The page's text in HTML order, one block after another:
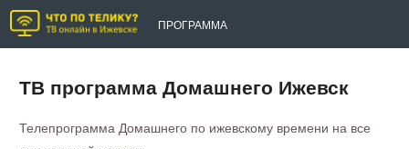
ПРОГРАММА
ТВ программа Домашнего Ижевск
Телепрограмма Домашнего по ижевскому времени на все